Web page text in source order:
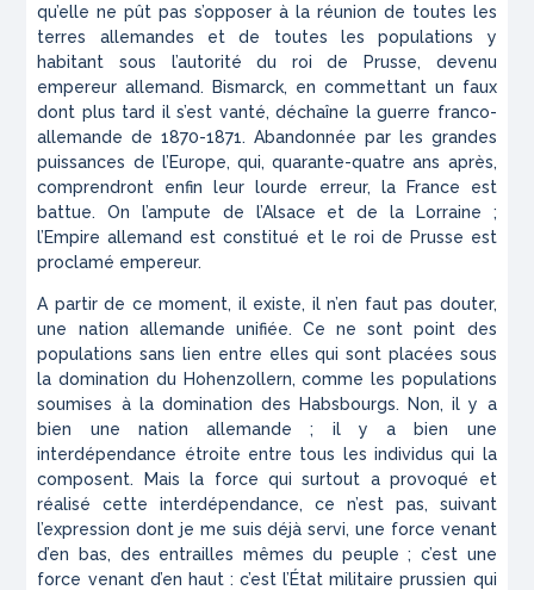
qu’elle ne pût pas s’opposer à la réunion de toutes les
terres allemandes et de toutes les populations y
habitant sous l’autorité du roi de Prusse, devenu
empereur allemand. Bismarck, en commettant un faux
dont plus tard il s’est vanté, déchaîne la guerre franco-
allemande de 1870-1871. Abandonnée par les grandes
puissances de l’Europe, qui, quarante-quatre ans après,
comprendront enfin leur lourde erreur, la France est
battue. On l’ampute de l’Alsace et de la Lorraine ;
l’Empire allemand est constitué et le roi de Prusse est
proclamé empereur.
A partir de ce moment, il existe, il n’en faut pas douter,
une nation allemande unifiée. Ce ne sont point des
populations sans lien entre elles qui sont placées sous
la domination du Hohenzollern, comme les populations
soumises à la domination des Habsbourgs. Non, il y a
bien une nation allemande ; il y a bien une
interdépendance étroite entre tous les individus qui la
composent. Mais la force qui surtout a provoqué et
réalisé cette interdépendance, ce n’est pas, suivant
l’expression dont je me suis déjà servi, une force venant
d’en bas, des entrailles mêmes du peuple ; c’est une
force venant d’en haut : c’est l’État militaire prussien qui